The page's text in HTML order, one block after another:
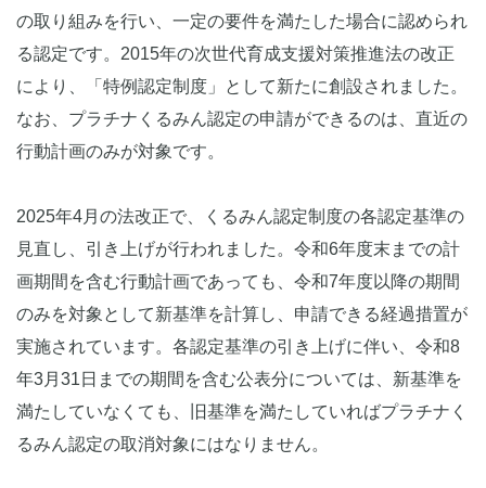
の取り組みを行い、一定の要件を満たした場合に認められ
る認定です。2015年の次世代育成支援対策推進法の改正
により、「特例認定制度」として新たに創設されました。
なお、プラチナくるみん認定の申請ができるのは、直近の
行動計画のみが対象です。
2025年4月の法改正で、くるみん認定制度の各認定基準の
見直し、引き上げが行われました。令和6年度末までの計
画期間を含む行動計画であっても、令和7年度以降の期間
のみを対象として新基準を計算し、申請できる経過措置が
実施されています。各認定基準の引き上げに伴い、令和8
年3月31日までの期間を含む公表分については、新基準を
満たしていなくても、旧基準を満たしていればプラチナく
るみん認定の取消対象にはなりません。